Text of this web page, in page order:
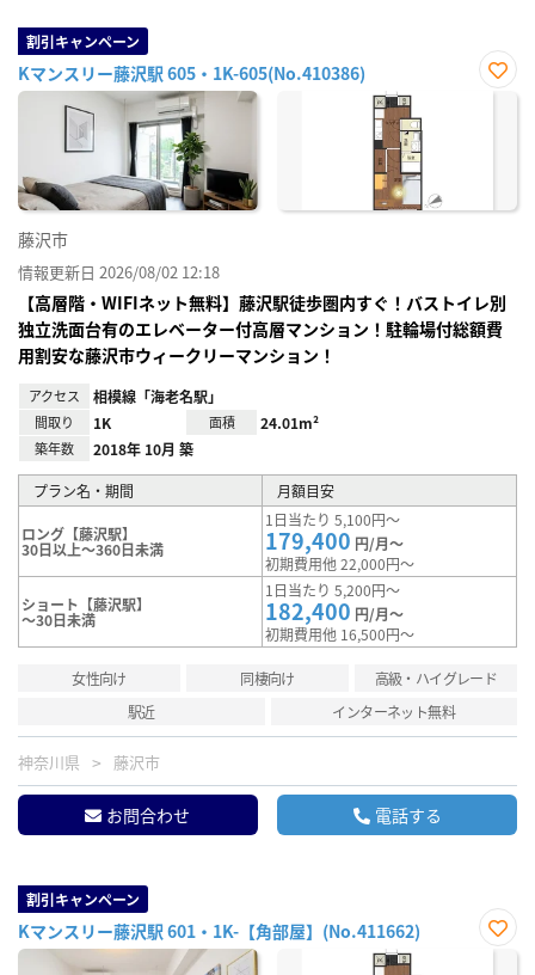
割引キャンペーン
Kマンスリー藤沢駅 605・1K-605(No.410386)
お気
藤沢市
情報更新日 2026/08/02 12:18
【高層階・WIFIネット無料】藤沢駅徒歩圏内すぐ！バストイレ別
独立洗面台有のエレベーター付高層マンション！駐輪場付総額費
用割安な藤沢市ウィークリーマンション！
アクセス 相模線「海老名駅」
間取り 1K 面積 24.01m²
築年数 2018年 10月 築
プラン名・期間 月額目安
ロング【藤沢駅】
30日以上～360日未満
1日当たり 5,100円～
179,400 円/月～
初期費用他 22,000円～
ショート【藤沢駅】
～30日未満
1日当たり 5,200円～
182,400 円/月～
初期費用他 16,500円～
女性向け 同棲向け
高級・ハイグレード
駅近
インターネット無料
神奈川県 藤沢市
お問合わせ 電話する
割引キャンペーン
Kマンスリー藤沢駅 601・1K-【角部屋】(No.411662)
お気